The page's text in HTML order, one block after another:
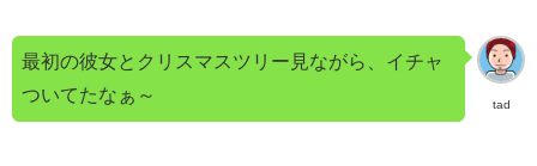
tad
最初の彼女とクリスマスツリー見ながら、イチャ
ついてたなぁ～